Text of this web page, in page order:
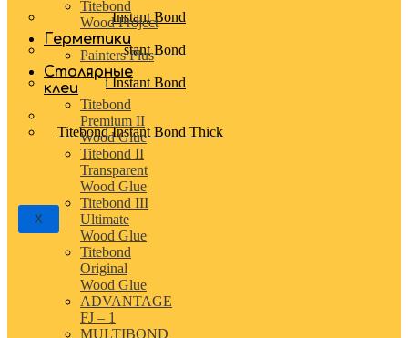
Titebond Instant Bond
Activator
Titebond Instant Bond
Accelerator
Titebond Instant Bond
Medium
Titebond Instant Bond Thin
Titebond Instant Bond Thick
X
Titebond
Wood Project
Герметики
Painters Plus
Столярные
клеи
Titebond
Premium II
Wood Glue
Titebond II
Transparent
Wood Glue
Titebond III
Ultimate
Wood Glue
Titebond
Original
Wood Glue
ADVANTAGE
FJ – 1
MULTIBOND